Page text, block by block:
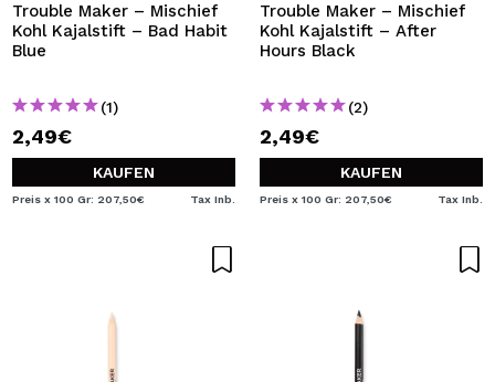
Trouble Maker – Mischief
Kohl Kajalstift – Bad Habit
Blue
(1)
2,49€
KAUFEN
Preis x 100 Gr: 207,50€ Tax Inb.
Trouble Maker – Mischief
Kohl Kajalstift – After
Hours Black
(2)
2,49€
KAUFEN
Preis x 100 Gr: 207,50€ Tax Inb.